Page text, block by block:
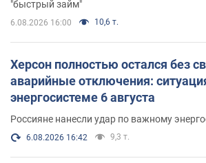
"быстрый займ"
6.08.2026 16:00 10,6 т.
Херсон полностью остался без
аварийные отключения:
энергосистеме 6 августа
Россияне нанесли удар по важному
6.08.2026 16:42 9,3 т.